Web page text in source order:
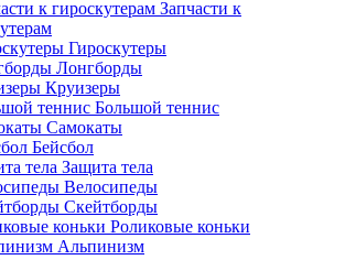
Запчасти к
Гироскутеры
Лонгборды
Круизеры
Большой теннис
Самокаты
Бейсбол
Защита тела
Велосипеды
Скейтборды
Роликовые коньки
Альпинизм